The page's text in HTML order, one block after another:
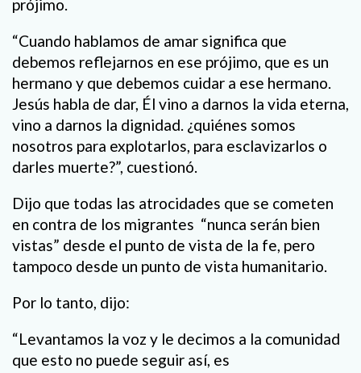
prójimo.
“Cuando hablamos de amar significa que
debemos reflejarnos en ese prójimo, que es un
hermano y que debemos cuidar a ese hermano.
Jesús habla de dar, Él vino a darnos la vida eterna,
vino a darnos la dignidad. ¿quiénes somos
nosotros para explotarlos, para esclavizarlos o
darles muerte?”, cuestionó.
Dijo que todas las atrocidades que se cometen
en contra de los migrantes “nunca serán bien
vistas” desde el punto de vista de la fe, pero
tampoco desde un punto de vista humanitario.
Por lo tanto, dijo:
“Levantamos la voz y le decimos a la comunidad
que esto no puede seguir así, es